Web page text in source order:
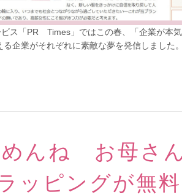
ス「PR Times」ではこの春、「企業が本
企業がそれぞれに素敵な夢を発信しました
んね お母さ
ッピングが無料